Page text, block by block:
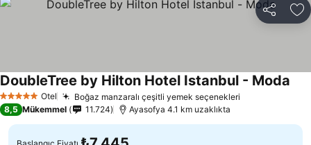
Paylaş
5 Yıldız Otel Boğaz manzaralı çeşitli yemek seçenekleri
DoubleTree by Hilton Hotel Istanbul - Moda
8,5 Mükemmel 11.724 Ayasofya 4.1 km uzaklıkta
Başlangıç Fiyatı